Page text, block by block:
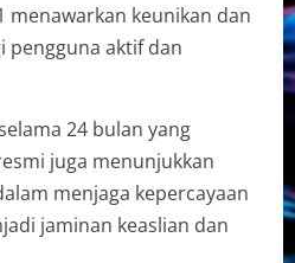
menawarkan keunikan dan
pengguna aktif dan
24 bulan yang
juga menunjukkan
menjaga kepercayaan
jaminan keaslian dan